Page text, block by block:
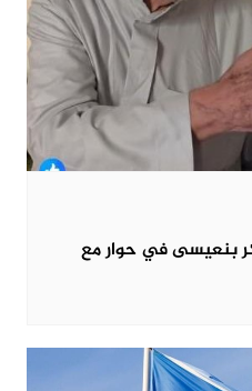
بنعيسى في حوار مع